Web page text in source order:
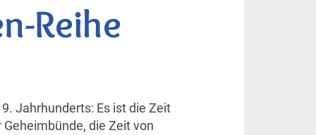
Reihe
Jahrhunderts: Es ist die Zeit
die Zeit von